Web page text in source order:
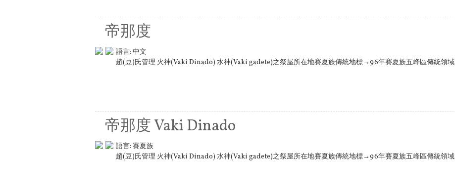
帝那度
語言: 中文
趙(豆)氏管理 火神(Vaki Dinado) 水神(Vaki gadete)之祭屋所在地賽夏族傳統地標→96年賽夏族五峰區傳統領域
帝那度 Vaki Dinado
語言: 賽夏族
趙(豆)氏管理 火神(Vaki Dinado) 水神(Vaki gadete)之祭屋所在地賽夏族傳統地標→96年賽夏族五峰區傳統領域